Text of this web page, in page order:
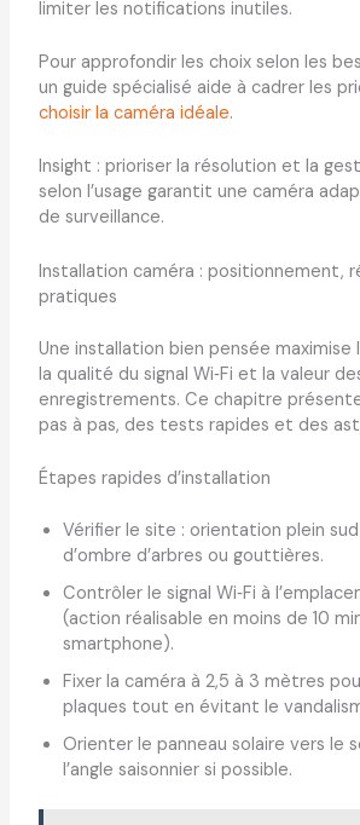
limiter les notifications inutiles.
Pour approfondir les choix selon les
un guide spécialisé aide à cadrer les
choisir la caméra idéale.
Insight : prioriser la résolution et la
selon l’usage garantit une caméra
de surveillance.
Installation caméra : positionnement,
pratiques
Une installation bien pensée maximise
la qualité du signal Wi‑Fi et la valeur
enregistrements. Ce chapitre
pas à pas, des tests rapides et des
Étapes rapides d’installation
Vérifier le site : orientation plein
d’ombre d’arbres ou gouttières.
Contrôler le signal Wi‑Fi à
(action réalisable en moins de 10
smartphone).
Fixer la caméra à 2,5 à 3 mètres
plaques tout en évitant le
Orienter le panneau solaire vers le
l’angle saisonnier si possible.